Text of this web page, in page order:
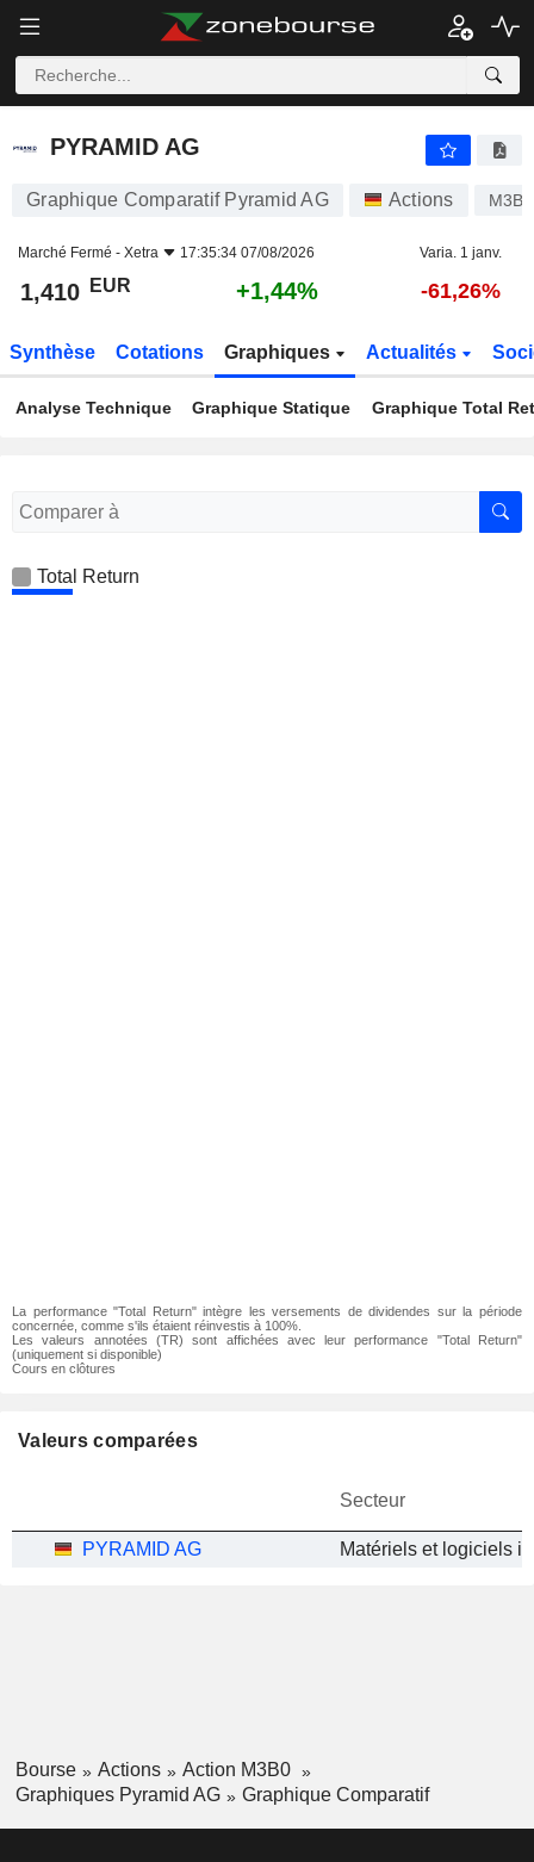
PYRAMID AG
PYRAMID AG
Graphique Comparatif Pyramid AG Actions M3B0
Marché Fermé - Xetra 17:35:34 07/08/2026 Varia. 1 janv.
1,410 EUR +1,44% -61,26%
Synthèse Cotations Graphiques Actualités
Analyse Technique Graphique Statique Graphique Total
Total Return
La performance "Total Return" intègre les versements de dividendes sur la période
concernée, comme s'ils étaient réinvestis à 100%.
Les valeurs annotées (TR) sont affichées avec leur performance "Total Return"
(uniquement si disponible)
Cours en clôtures
Valeurs comparées
Secteur
PYRAMID AG Matériels et logiciels
Bourse Actions
Action M3B0
Graphiques Pyramid AG
Graphique Comparatif